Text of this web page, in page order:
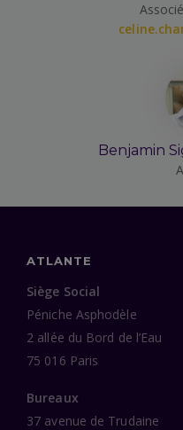
Benjamin
ATLANTE
Siège Social
Péniche Asphodèle
2 allée du Bord de l’Eau
75 016 Paris
Bureaux
37 avenue de Trudaine